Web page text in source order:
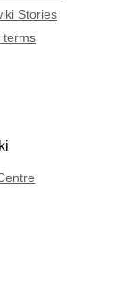
Stories
terms